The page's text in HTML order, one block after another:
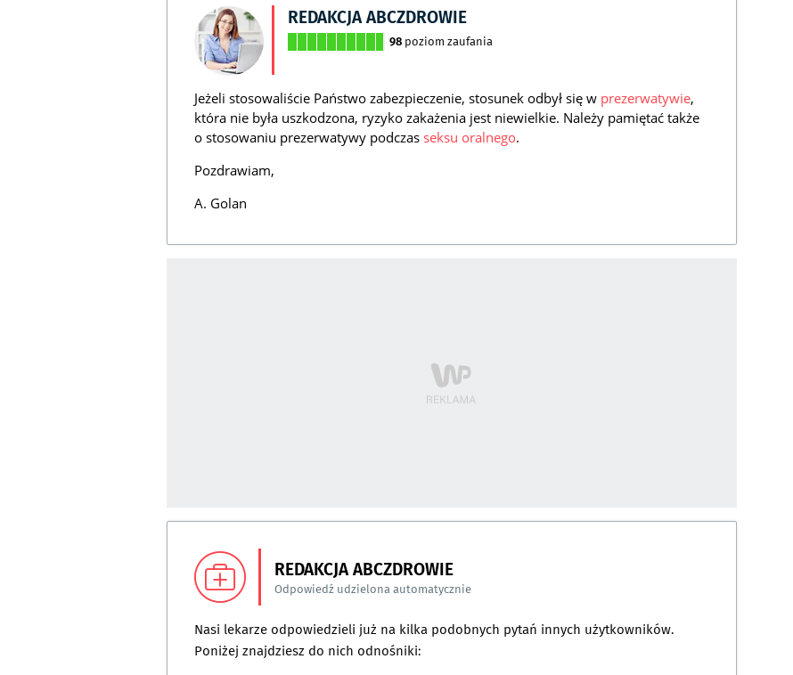
REDAKCJA ABCZDROWIE
98 poziom zaufania
Jeżeli stosowaliście Państwo zabezpieczenie, stosunek odbył się w prezerwatywie,
która nie była uszkodzona, ryzyko zakażenia jest niewielkie. Należy pamiętać także
o stosowaniu prezerwatywy podczas seksu oralnego.
Pozdrawiam,
A. Golan
REDAKCJA ABCZDROWIE
Odpowiedź udzielona automatycznie
Nasi lekarze odpowiedzieli już na kilka podobnych pytań innych użytkowników.
Poniżej znajdziesz do nich odnośniki: